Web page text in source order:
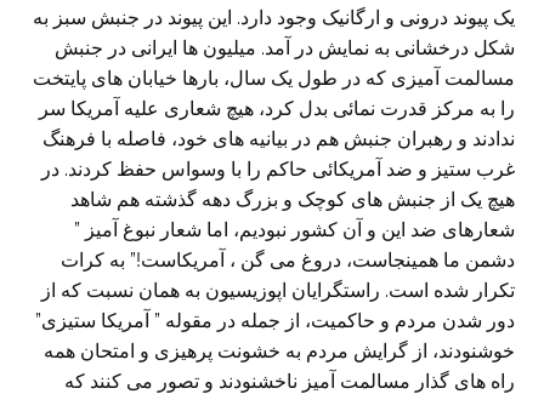
یک پیوند درونی و ارگانیک وجود دارد. این پیوند در جنبش سبز به
شکل درخشانی به نمایش در آمد. میلیون ها ایرانی در جنبش
مسالمت آمیزی که در طول یک سال، بارها خیابان های پایتخت
را به مرکز قدرت نمائی بدل کرد، هیچ شعاری علیه آمریکا سر
ندادند و رهبران جنبش هم در بیانیه های خود، فاصله با فرهنگ
غرب ستیز و ضد آمریکائی حاکم را با وسواس حفظ کردند. در
هیچ یک از جنبش های کوچک و بزرگ دهه گذشته هم شاهد
شعارهای ضد این و آن کشور نبودیم، اما شعار نبوغ آمیز ”
دشمن ما همینجاست، دروغ می گن ، آمریکاست!” به کرات
تکرار شده است. راستگرایان اپوزیسیون به همان نسبت که از
دور شدن مردم و حاکمیت، از جمله در مقوله ” آمریکا ستیزی”
خوشنودند، از گرایش مردم به خشونت پرهیزی و امتحان همه
راه های گذار مسالمت آمیز ناخشنودند و تصور می کنند که